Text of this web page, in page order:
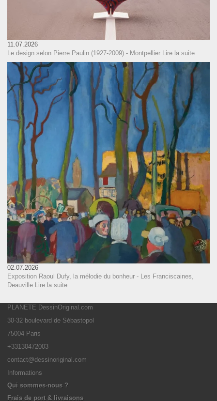
11.07.2026
Le design selon Pierre Paulin (1927-2009) - Montpellier Lire la suite
02.07.2026
Exposition Raoul Dufy, la mélodie du bonheur - Les Franciscaines,
Deauville Lire la suite
PLANETE DessinOriginal.com
30-32 boulevard de Sébastopol
75004 Paris
+33130472003
contact@dessinoriginal.com
Informations
Qui sommes-nous ?
Frais de port & livraisons